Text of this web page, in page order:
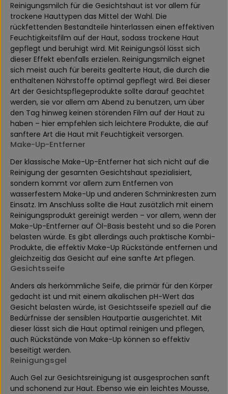
Reinigungsmilch für die Gesichtshaut ist vor allem für
trockene Hauttypen das Mittel der Wahl. Die
rückfettenden Bestandteile hinterlassen einen effektiven
Feuchtigkeitsfilm auf der Haut, sodass trockene Haut
gepflegt und beruhigt wird. Mit Reinigungsöl lässt sich
dieser Effekt ebenfalls erzielen. Reinigungsmilch eignet
sich meist auch für bereits gealterte Haut, die durch die
enthaltenen Nährstoffe optimal gepflegt wird. Bei dieser
Art der Gesichtspflegeprodukte sollte darauf geachtet
werden, sie vor allem am Abend zu benutzen, um über
den Tag hinweg keinen störenden Film auf der Haut zu
haben – hier empfehlen sich leichtere Produkte, die auf
sanftere Art die Haut mit Feuchtigkeit versorgen.
Make-Up-Entferner
Der klassische Make-Up-Entferner hat sich nicht auf die
Reinigung der gesamten Gesichtshaut spezialisiert,
sondern kommt vor allem zum Entfernen von
wasserfestem Make-Up und anderen Schminkresten zum
Einsatz. Im Anschluss sollte die Haut zusätzlich mit einem
Reinigungsprodukt gereinigt werden – vor allem, wenn der
Make-Up-Entferner auf Öl-Basis besteht und so die Poren
belasten würde. Es gibt allerdings auch praktische Kombi-
Produkte, die effektiv Make-Up Rückstände entfernen und
gleichzeitig das Gesicht auf eine sanfte Art pflegen.
Gesichtsseife
Anders als herkömmliche Seife, die primär für den Körper
gedacht ist und mit einem alkalischen pH-Wert das
Gesicht belasten würde, ist Gesichtsseife speziell auf die
Bedürfnisse der sensiblen Hautpartie ausgerichtet. Mit
dieser lässt sich die Haut optimal reinigen und pflegen,
auch Rückstände von Make-Up können so effektiv
beseitigt werden.
Reinigungsgel
Auch Gel zur Gesichtsreinigung ist ausgesprochen sanft
und schonend zur Haut. Ebenso wie ein leichtes Mousse,